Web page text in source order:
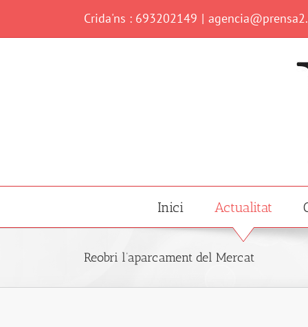
content
Crida'ns : 693202149 |
Inici Actualitat
Reobri l’aparcament del Mercat